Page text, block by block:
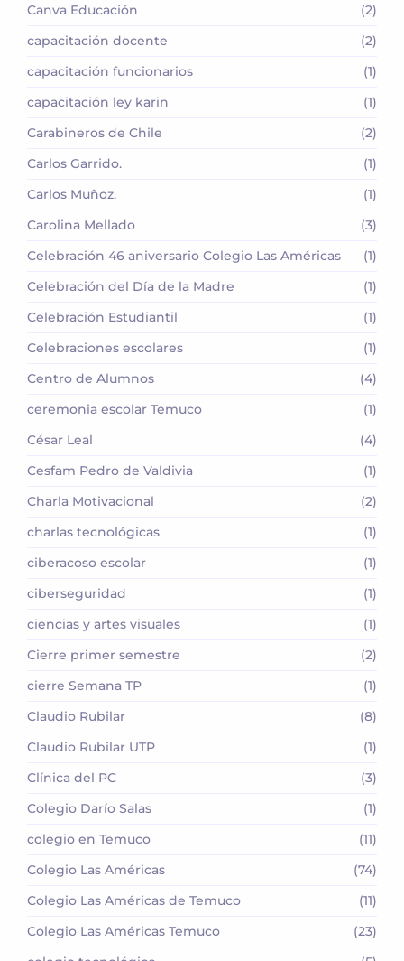
Canva Educación
(2)
capacitación docente
(2)
capacitación funcionarios
(1)
capacitación ley karin
(1)
Carabineros de Chile
(2)
Carlos Garrido.
(1)
Carlos Muñoz.
(1)
Carolina Mellado
(3)
Celebración 46 aniversario Colegio Las Américas
(1)
Celebración del Día de la Madre
(1)
Celebración Estudiantil
(1)
Celebraciones escolares
(1)
Centro de Alumnos
(4)
ceremonia escolar Temuco
(1)
César Leal
(4)
Cesfam Pedro de Valdivia
(1)
Charla Motivacional
(2)
charlas tecnológicas
(1)
ciberacoso escolar
(1)
ciberseguridad
(1)
ciencias y artes visuales
(1)
Cierre primer semestre
(2)
cierre Semana TP
(1)
Claudio Rubilar
(8)
Claudio Rubilar UTP
(1)
Clínica del PC
(3)
Colegio Darío Salas
(1)
colegio en Temuco
(11)
Colegio Las Américas
(74)
Colegio Las Américas de Temuco
(11)
Colegio Las Américas Temuco
(23)